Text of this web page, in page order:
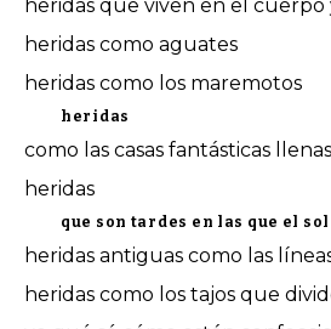
heridas que viven en el
heridas como aguates
heridas como los maremotos
heridas
como las casas fantásticas
heridas
que son tardes en las que el
heridas antiguas como las
heridas como los tajos que